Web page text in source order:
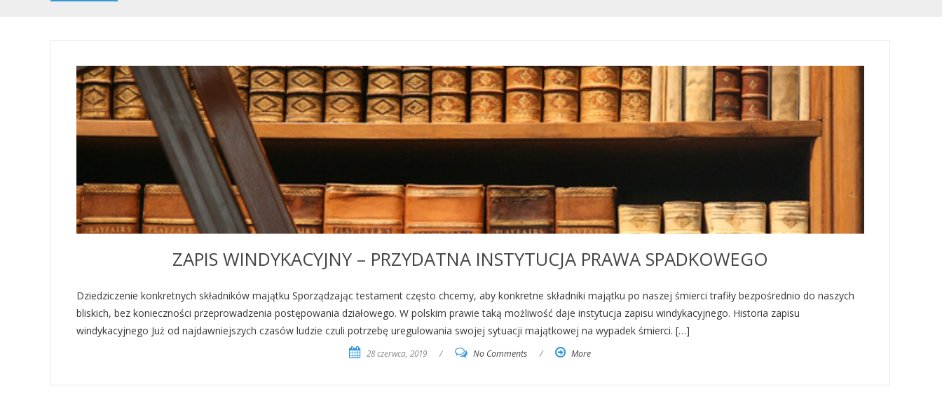
ZAPIS WINDYKACYJNY – PRZYDATNA INSTYTUCJA PRAWA SPADKOWEGO
Dziedziczenie konkretnych składników majątku Sporządzając testament często chcemy, aby konkretne składniki majątku po naszej śmierci trafiły bezpośrednio do naszych
bliskich, bez konieczności przeprowadzenia postępowania działowego. W polskim prawie taką możliwość daje instytucja zapisu windykacyjnego. Historia zapisu
windykacyjnego Już od najdawniejszych czasów ludzie czuli potrzebę uregulowania swojej sytuacji majątkowej na wypadek śmierci. […]
28 czerwca, 2019 / No Comments / More